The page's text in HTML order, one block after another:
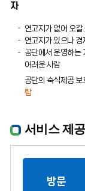
자
연고지가 없어 오갈
연고지가 있으나
공단에서 운영하는
어려운 사람
공단의 숙식제공
람
서비스 제
방문